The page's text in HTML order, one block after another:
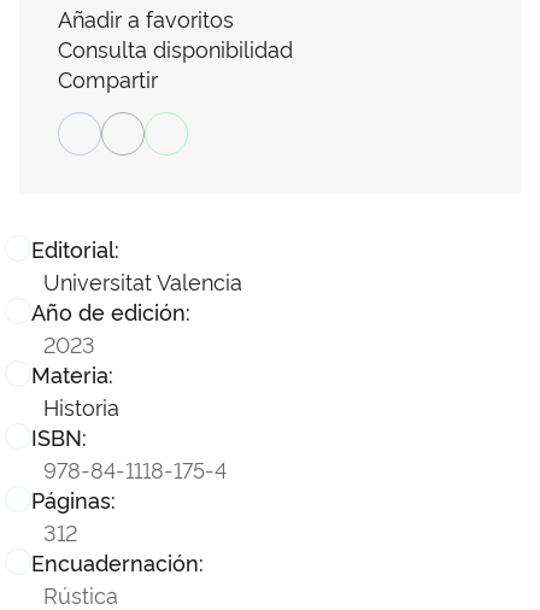
Editorial:
Universitat Valencia
Año de edición:
2023
Materia:
Historia
ISBN:
978-84-1118-175-4
Páginas:
312
Encuadernación:
Rústica
Añadir a favoritos
Consulta disponibilidad
Compartir